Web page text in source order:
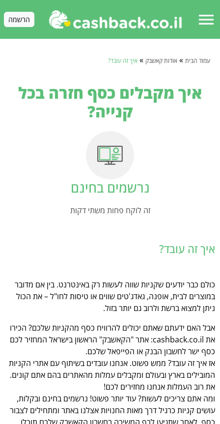
menu הרשמה
עמוד הבית » אודות קאשבק » איך זה עובד?
איך מקבלים כסף חזרה בכל
קנייה?
נרשמים בחינם
זה לוקח פחות משתי דקות
איך זה עובד?
כולם כבר יודעים שקניות שווה לעשות רק באינטרנט. בין אם מדובר
במוצרים לבית, אופנה, גאדג'טים שווים או טיסות לחו"ל – את הכול
ניתן למצוא ברשת ולרוב גם יותר בזול.
אבל האם ידעתם שאתם יכולים להרוויח כסף מהקניות שלכם? הכירו
את cashback.co.il: אתר "הקאשבק" הראשון בישראל המחזיר לכם
כסף ישר לחשבון הבנק או הפייפאל שלכם.
אז איך זה עובד? ממש פשוט. אנחנו עובדים בשיתוף עם אתרי הקניות
המובילים בארץ ובעולם ומקבלים עמלות מהאתרים בהם אתם קונים.
את רוב העמלות אנחנו מחזירים לכם!
ומה אתם צריכים לעשות? עוד יותר פשוט! נרשמים בחינם ובקלות,
עושים קניות כרגיל דרך מאות החנויות אצלנו באתר ומתחילים לצבור